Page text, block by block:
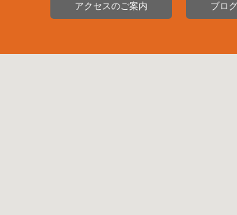
アクセスのご案内 ブログ